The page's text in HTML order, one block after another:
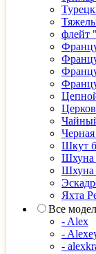
флейт
Шкут
Шхуна
Шхуна
Яхта
Все
- Alex
-
-